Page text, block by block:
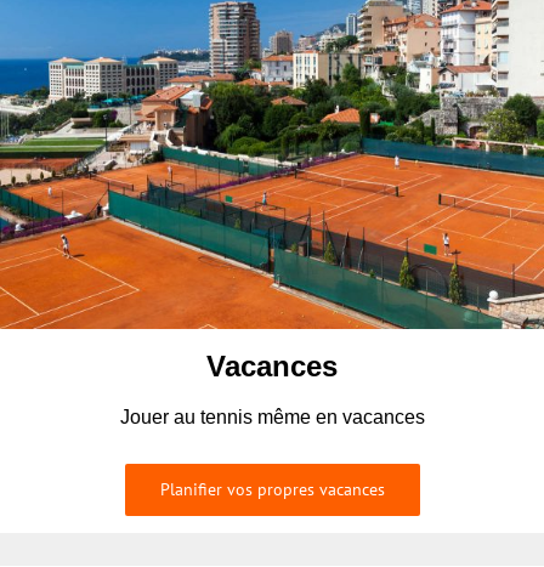
Vacances
Jouer au tennis même en vacances
Planifier vos propres vacances